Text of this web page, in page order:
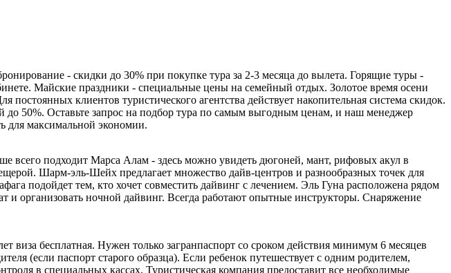
- скидки до 30% при покупке тура за 2-3 месяца до вылета. Горящие туры -
Майские праздники - специальные цены на семейный отдых. Золотое время осени
клиентов туристического агентства действует накопительная система скидок.
до 50%. Оставьте запрос на подбор тура по самым выгодным ценам, и наш менеджер
для максимальной экономии.
всего подходит Марса Алам - здесь можно увидеть дюгоней, мант, рифовых акул в
Шарм-эль-Шейх предлагает множество дайв-центров и разнообразных точек для
подойдет тем, кто хочет совместить дайвинг с лечением. Эль Гуна расположена рядом
организовать ночной дайвинг. Всегда работают опытные инструкторы. Снаряжение
виза бесплатная. Нужен только загранпаспорт со сроком действия минимум 6 месяцев
(если паспорт старого образца). Если ребенок путешествует с одним родителем,
в специальных кассах. Туристическая компания предоставит все необходимые